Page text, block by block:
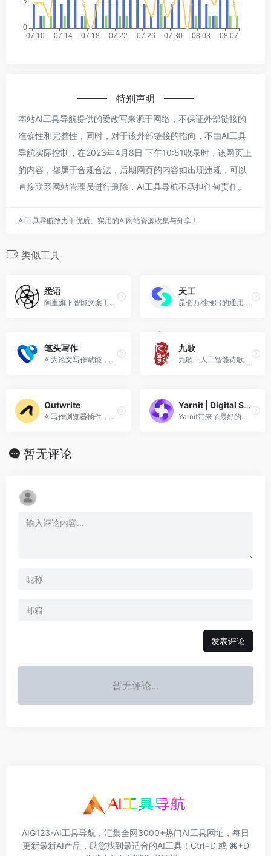
特别声明
本站AI工具导航提供的爱改写来源于网络，不保证外部链接的
准确性和完整性，同时，对于该外部链接的指向，不由AI工具
导航实际控制，在2023年4月8日 下午10:51收录时，该网页上
的内容，都属于合规合法，后期网页的内容如出现违规，可以
直接联系网站管理员进行删除，AI工具导航不承担任何责任。
AI工具导航致力于优质、实用的AI网站资源收集与分享！
类似工具
悉语
阿里旗下智能文案工具，一键生成电商营销文案
天工
昆仑万维推出的通用AI智能体平台，原天工AI
笔头写作
AI为论文写作赋能，协助你从0到1。
九歌
九歌--人工智能诗歌写作系统
Outwrite
AI写作浏览器插件，将您的想法变成有力的句子
Yarnit | Digital Stories
Yarnit带来了最好的讲故事和AI技术，快速和大规模地创建内容
暂无评论
发表评论
暂无评论...
AIG123-AI工具导航，汇集全网3000+热门AI工具网址，每日
更新最新AI产品，助您找到最适合的AI工具！Ctrl+D 或 ⌘+D